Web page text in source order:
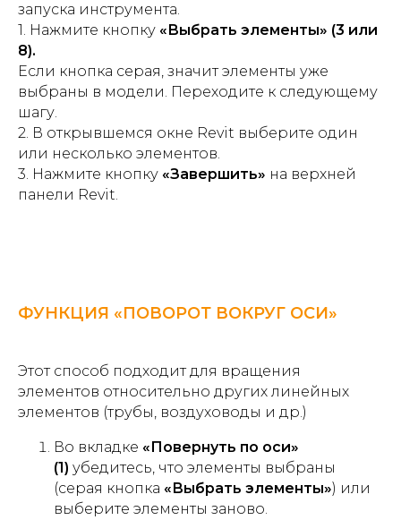
запуска инструмента.
1. Нажмите кнопку «Выбрать элементы» (3 или
8).
Если кнопка серая, значит элементы уже
выбраны в модели. Переходите к следующему
шагу.
2. В открывшемся окне Revit выберите один
или несколько элементов.
3. Нажмите кнопку «Завершить» на верхней
панели Revit.
ФУНКЦИЯ «ПОВОРОТ ВОКРУГ ОСИ»
Этот способ подходит для вращения
элементов относительно других линейных
элементов (трубы, воздуховоды и др.)
Во вкладке «Повернуть по оси»
(1) убедитесь, что элементы выбраны
(серая кнопка «Выбрать элементы») или
выберите элементы заново.